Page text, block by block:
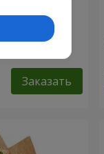
Заказать